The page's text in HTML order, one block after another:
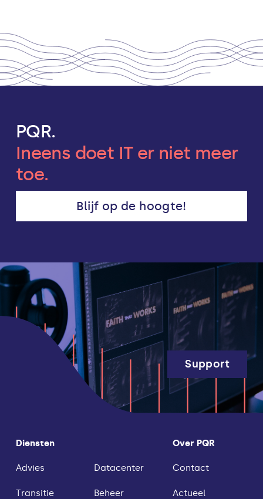
PQR.
Ineens doet IT er niet meer
toe.
Blijf op de hoogte!
Diensten
Advies
Transitie
Datacenter
Beheer
Over PQR
Contact
Actueel
Support